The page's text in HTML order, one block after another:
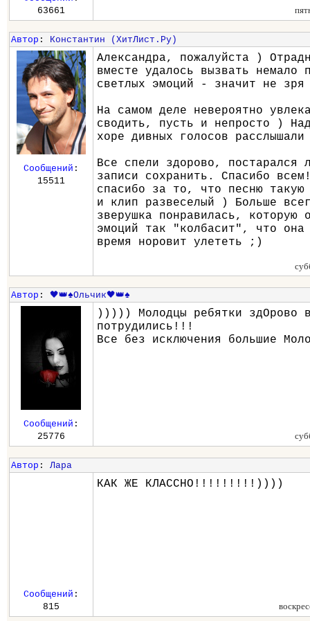
63661
Автор : Константин (ХитЛист.Ру)
Александра, пожалуйста )
вместе удалось вызвать немало
светлых эмоций - значит не
На самом деле невероятно
сводить, пусть и непросто )
хоре дивных голосов
Все спели здорово, постарался
записи сохранить. Спасибо
спасибо за то, что песню такую
и клип развеселый ) Больше
зверушка понравилась, которую
эмоций так "колбасит", что она
время норовит улететь ;)
Сообщений :
15511
Автор : 🖤👑♠️Ольчик🖤👑♠️
))))) Молодцы ребятки здОрово
потрудились!!!
Все без исключения большие
Сообщений :
25776
Автор : Лара
КАК ЖЕ КЛАССНО!!!!!!!!!))))
Сообщений :
815